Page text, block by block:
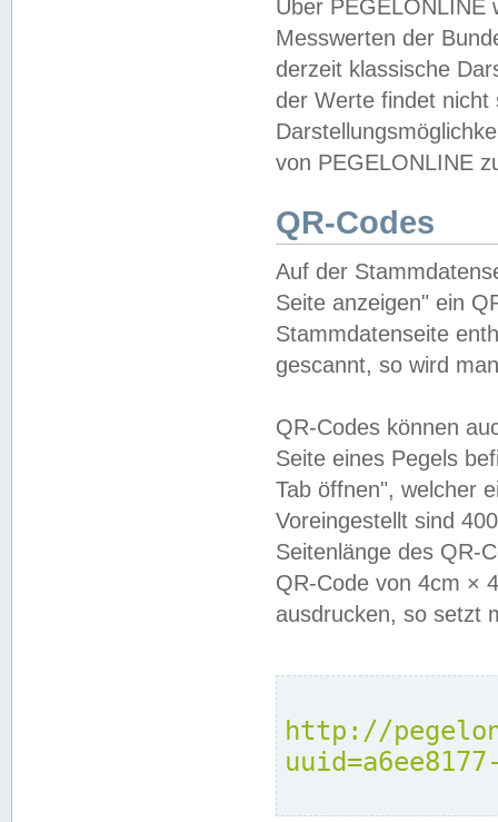
Über PEGELONLINE
Messwerten der
derzeit klassische
der Werte findet
von PEGELONLINE
QR-Codes
Auf der
Seite anzeigen" ein
Stammdatenseite
gescannt, so wird
QR-Codes können
Seite eines Pegels
Tab öffnen", welcher
Voreingestellt sind
Seitenlänge des QR-
QR-Code von 4cm ×
ausdrucken, so setzt
http://